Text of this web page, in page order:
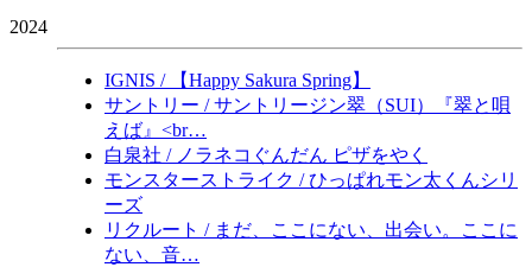
2024
IGNIS / 【Happy Sakura Spring】
サントリー / サントリージン翠（SUI）『翠と唄
えば』<br…
白泉社 / ノラネコぐんだん ピザをやく
モンスターストライク / ひっぱれモン太くんシリ
ーズ
リクルート / まだ、ここにない、出会い。ここに
ない、音…